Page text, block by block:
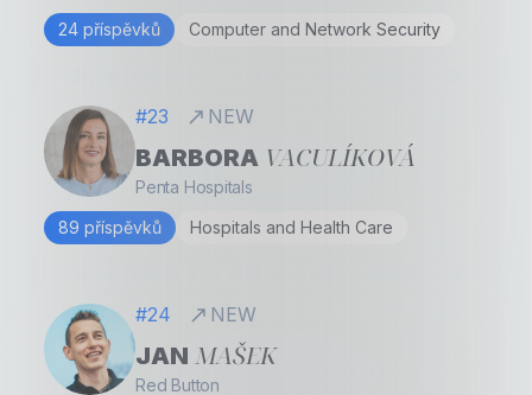
24 příspěvků
Computer and Network Security
#23 NEW
BARBORA VACULÍKOVÁ
Penta Hospitals
89 příspěvků
Hospitals and Health Care
#24 NEW
JAN MAŠEK
Red Button